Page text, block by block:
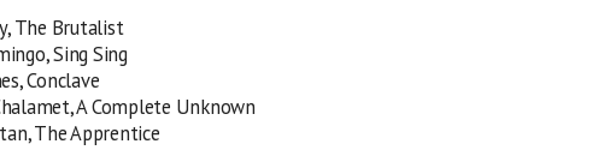
The Brutalist
Sing Sing
Conclave
A Complete Unknown
The Apprentice